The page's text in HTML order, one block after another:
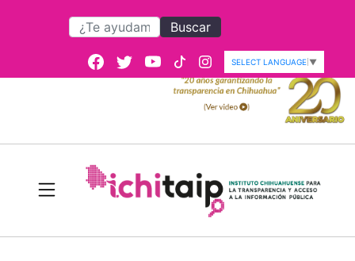
Buscar
SELECT LANGUAGE ▼